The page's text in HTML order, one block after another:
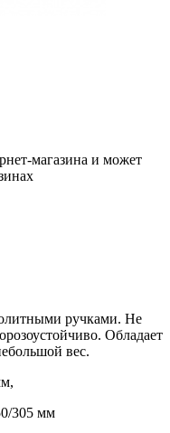
магазина и может
ручками. Не
Обладает
вес.
305 мм